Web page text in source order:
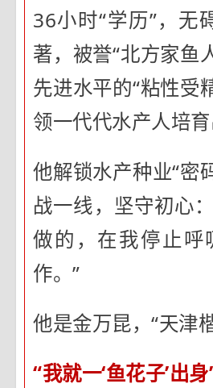
36小时“学历”，无
著，被誉“北方家鱼
先进水平的“粘性受
领一代代水产人培
他解锁水产种业“密
战一线，坚守初心
做的，在我停止
作。”
他是金万昆，“天津
“我就一‘鱼花子’出身